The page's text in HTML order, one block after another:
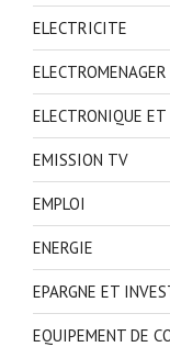
ELECTRICITE
ELECTROMENAGER
ELECTRONIQUE
EMISSION TV
EMPLOI
ENERGIE
EPARGNE ET
EQUIPEMENT DE